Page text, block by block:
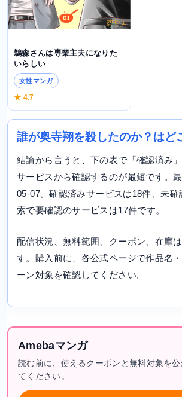
鵜森さんは専業主夫になりた
いらしい
女性マンガ
★ 4.7
誰が奥寺翔を殺したのか？はど
結論から言うと、下の表で「確認済み
サービスから確認するのが最短です。
05-07。確認済みサービスは18件、未確
索で要確認のサービスは17件です。
配信状況、無料範囲、クーポン、在庫
す。購入前に、各公式ページで作品名
ーン対象を確認してください。
Amebaマンガ
読む前に、使えるクーポンと無料対象を
てください。